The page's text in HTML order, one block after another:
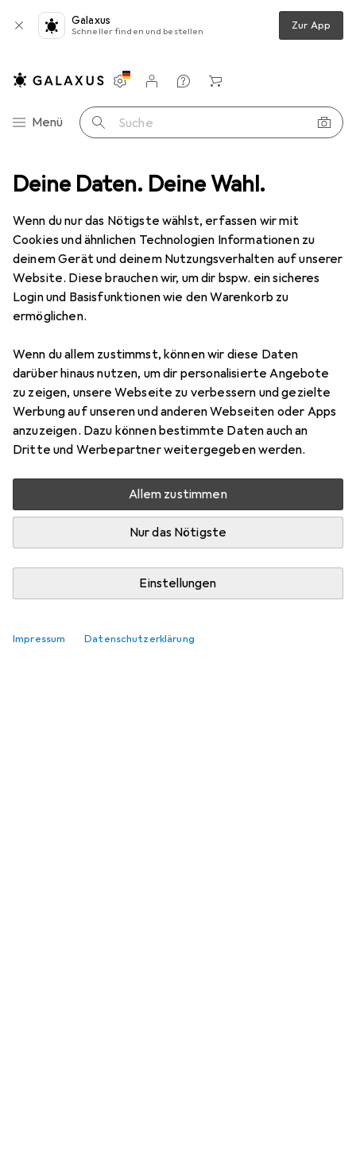
Deine Daten. Deine Wahl.
Wenn du nur das Nötigste wählst, erfassen wir mit
Cookies und ähnlichen Technologien Informationen zu
deinem Gerät und deinem Nutzungsverhalten auf unserer
Website. Diese brauchen wir, um dir bspw. ein sicheres
Login und Basisfunktionen wie den Warenkorb zu
ermöglichen.
Wenn du allem zustimmst, können wir diese Daten
darüber hinaus nutzen, um dir personalisierte Angebote
zu zeigen, unsere Webseite zu verbessern und gezielte
Werbung auf unseren und anderen Webseiten oder Apps
anzuzeigen. Dazu können bestimmte Daten auch an
Dritte und Werbepartner weitergegeben werden.
Allem zustimmen
Nur das Nötigste
Einstellungen
Impressum Datenschutzerklärung
Galaxus
Schneller finden und bestellen Zur App
Navigation nach Kategorien
Menü Suche
Einstellungen
Kundenkonto
Vergleichslisten
Merklisten
Warenkorb
Bücher Fachbücher 1920s Typographie
EUR
16,95
1920s Typographie
Englisch, Pepin Van Roojen, 2019
Zubehör für 1920s Typographie
Hier findest du passendes Zubehör zum Produkt 1920s
Typographie.
Relevanz
Keine Produkte gefunden